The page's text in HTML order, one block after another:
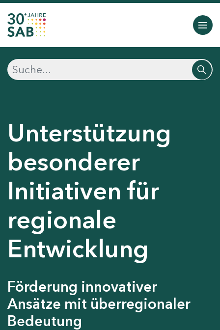
Unterstützung
besonderer
Initiativen für
regionale
Entwicklung
Förderung innovativer
Ansätze mit überregionaler
Bedeutung